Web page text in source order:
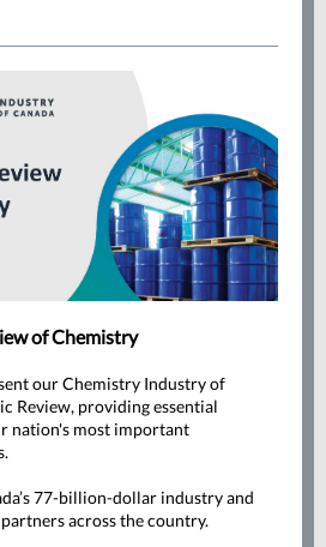
of Chemistry
our Chemistry Industry of
Review, providing essential
nation's most important
77-billion-dollar industry and
across the country.